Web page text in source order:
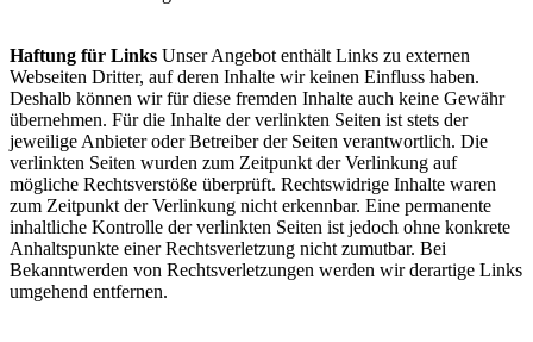
Haftung für Links Unser Angebot enthält Links zu externen
Webseiten Dritter, auf deren Inhalte wir keinen Einfluss haben.
Deshalb können wir für diese fremden Inhalte auch keine Gewähr
übernehmen. Für die Inhalte der verlinkten Seiten ist stets der
jeweilige Anbieter oder Betreiber der Seiten verantwortlich. Die
verlinkten Seiten wurden zum Zeitpunkt der Verlinkung auf
mögliche Rechtsverstöße überprüft. Rechtswidrige Inhalte waren
zum Zeitpunkt der Verlinkung nicht erkennbar. Eine permanente
inhaltliche Kontrolle der verlinkten Seiten ist jedoch ohne konkrete
Anhaltspunkte einer Rechtsverletzung nicht zumutbar. Bei
Bekanntwerden von Rechtsverletzungen werden wir derartige Links
umgehend entfernen.